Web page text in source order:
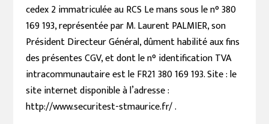
cedex 2 immatriculée au RCS Le mans sous le n° 380
169 193, représentée par M. Laurent PALMIER, son
Président Directeur Général, dûment habilité aux fins
des présentes CGV, et dont le n° identification TVA
intracommunautaire est le FR21 380 169 193. Site : le
site internet disponible à l’adresse :
http://www.securitest-stmaurice.fr/ .